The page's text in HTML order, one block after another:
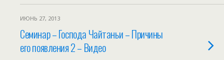
ИЮНЬ 27, 2013
Семинар – Господа Чайтаньи – Причины
его появления 2 – Видео